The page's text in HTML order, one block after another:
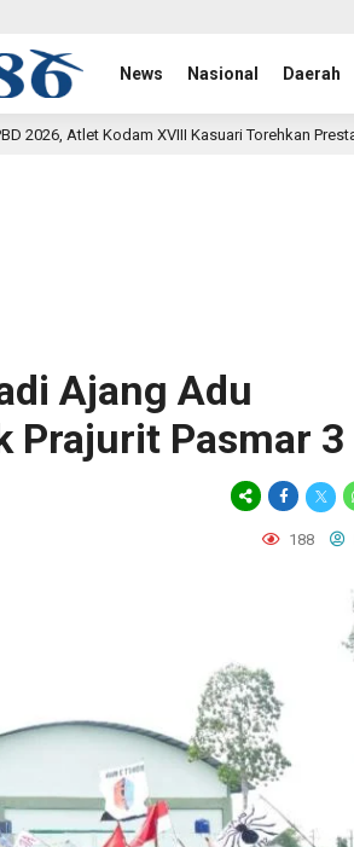
News Nasional Daerah
Torehkan Prestasi Gemilang 3 jam
Ajang Adu
Prajurit Pasmar 3
188